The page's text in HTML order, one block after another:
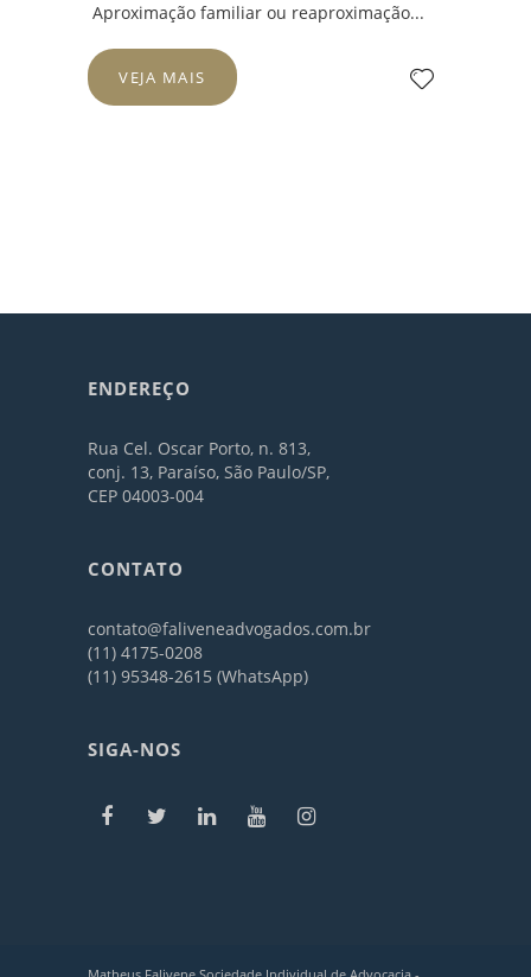
Aproximação familiar ou reaproximação...
VEJA MAIS
ENDEREÇO
Rua Cel. Oscar Porto, n. 813,
conj. 13, Paraíso, São Paulo/SP,
CEP 04003-004
CONTATO
contato@faliveneadvogados.com.br
(11) 4175-0208
(11) 95348-2615 (WhatsApp)
SIGA-NOS